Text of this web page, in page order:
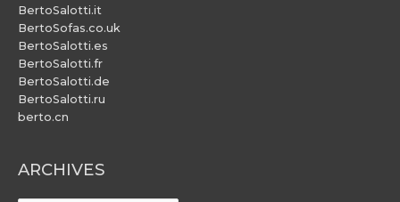
BertoSalotti.it
BertoSofas.co.uk
BertoSalotti.es
BertoSalotti.fr
BertoSalotti.de
BertoSalotti.ru
berto.cn
ARCHIVES
ARCHIVES